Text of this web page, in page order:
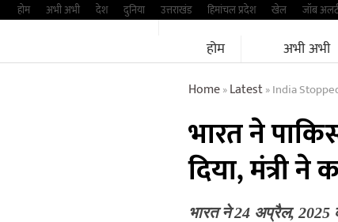
Skipहोम अभी अभी देश दुनिया उत्तराखंड हिमांचल प्रदेश खेल जॉब अलर्ट
होम अभी अभी
Home»Latest»India Stopped
भारत ने
दिया, मंत्री
भारत ने 24 अप्रैल, 2025